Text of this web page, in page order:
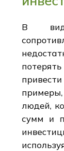
В
людей,
сумм и